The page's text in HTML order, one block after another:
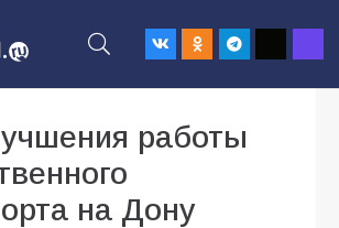
работы
на Дону